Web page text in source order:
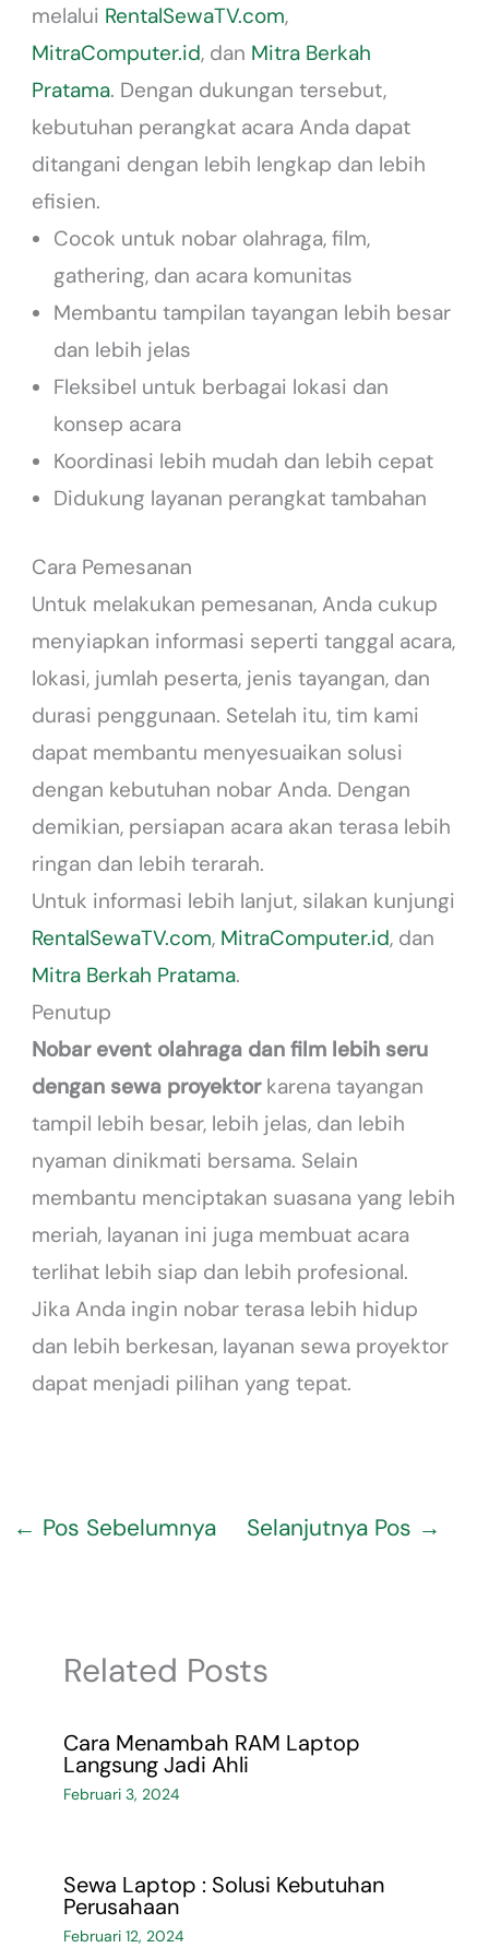
melalui RentalSewaTV.com,
MitraComputer.id, dan Mitra Berkah
Pratama. Dengan dukungan tersebut,
kebutuhan perangkat acara Anda dapat
ditangani dengan lebih lengkap dan lebih
efisien.
Cocok untuk nobar olahraga, film,
gathering, dan acara komunitas
Membantu tampilan tayangan lebih besar
dan lebih jelas
Fleksibel untuk berbagai lokasi dan
konsep acara
Koordinasi lebih mudah dan lebih cepat
Didukung layanan perangkat tambahan
Cara Pemesanan
Untuk melakukan pemesanan, Anda cukup
menyiapkan informasi seperti tanggal acara,
lokasi, jumlah peserta, jenis tayangan, dan
durasi penggunaan. Setelah itu, tim kami
dapat membantu menyesuaikan solusi
dengan kebutuhan nobar Anda. Dengan
demikian, persiapan acara akan terasa lebih
ringan dan lebih terarah.
Untuk informasi lebih lanjut, silakan kunjungi
RentalSewaTV.com, MitraComputer.id, dan
Mitra Berkah Pratama.
Penutup
Nobar event olahraga dan film lebih seru
dengan sewa proyektorkarena tayangan
tampil lebih besar, lebih jelas, dan lebih
nyaman dinikmati bersama. Selain
membantu menciptakan suasana yang lebih
meriah, layanan ini juga membuat acara
terlihat lebih siap dan lebih profesional.
Jika Anda ingin nobar terasa lebih hidup
dan lebih berkesan, layanan sewa proyektor
dapat menjadi pilihan yang tepat.
← Pos Sebelumnya Selanjutnya Pos →
Related Posts
Cara Menambah RAM Laptop
Langsung Jadi Ahli
Februari 3, 2024
Sewa Laptop : Solusi Kebutuhan
Perusahaan
Februari 12, 2024